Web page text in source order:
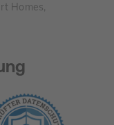
Homes,